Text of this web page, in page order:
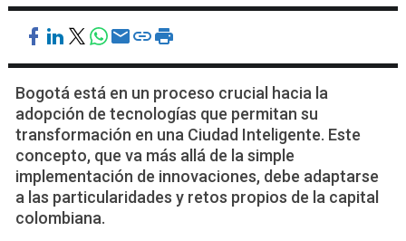
Bogotá está en un proceso crucial hacia la
adopción de tecnologías que permitan su
transformación en una Ciudad Inteligente. Este
concepto, que va más allá de la simple
implementación de innovaciones, debe adaptarse
a las particularidades y retos propios de la capital
colombiana.